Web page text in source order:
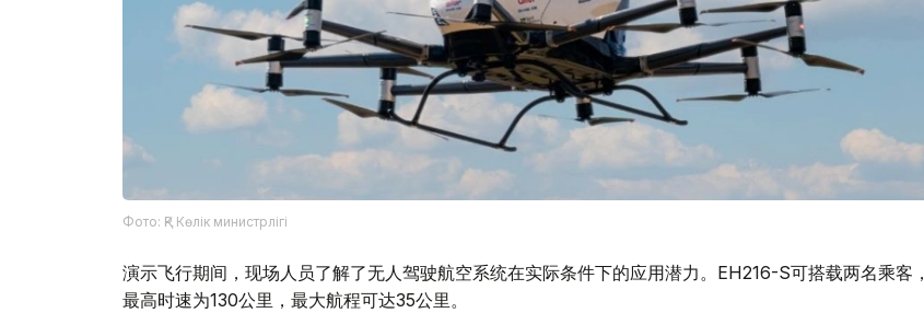
Фото: ҚР Көлік министрлігі
演示飞行期间，现场人员了解了无人驾驶航空系统在实际条件下的应用潜力。EH216-S可搭载两名乘客，
最高时速为130公里，最大航程可达35公里。